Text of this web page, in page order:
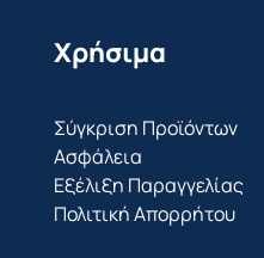
Χρήσιμα
Σύγκριση Προϊόντων
Ασφάλεια
Εξέλιξη Παραγγελίας
Πολιτική Απορρήτου